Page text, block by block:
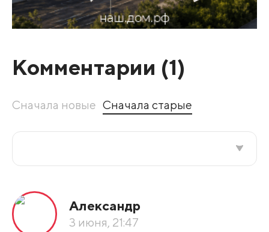
Комментарии (1)
Сначала новые Сначала старые
По рейтингу
Александр
3 июня, 21:47